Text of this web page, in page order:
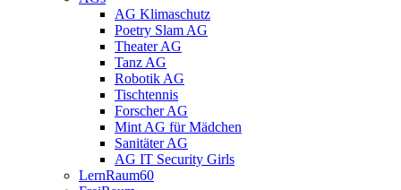
AG Klimaschutz
Poetry Slam AG
Theater AG
Tanz AG
Robotik AG
Tischtennis
Forscher AG
Mint AG für Mädchen
Sanitäter AG
AG IT Security Girls
LernRaum60